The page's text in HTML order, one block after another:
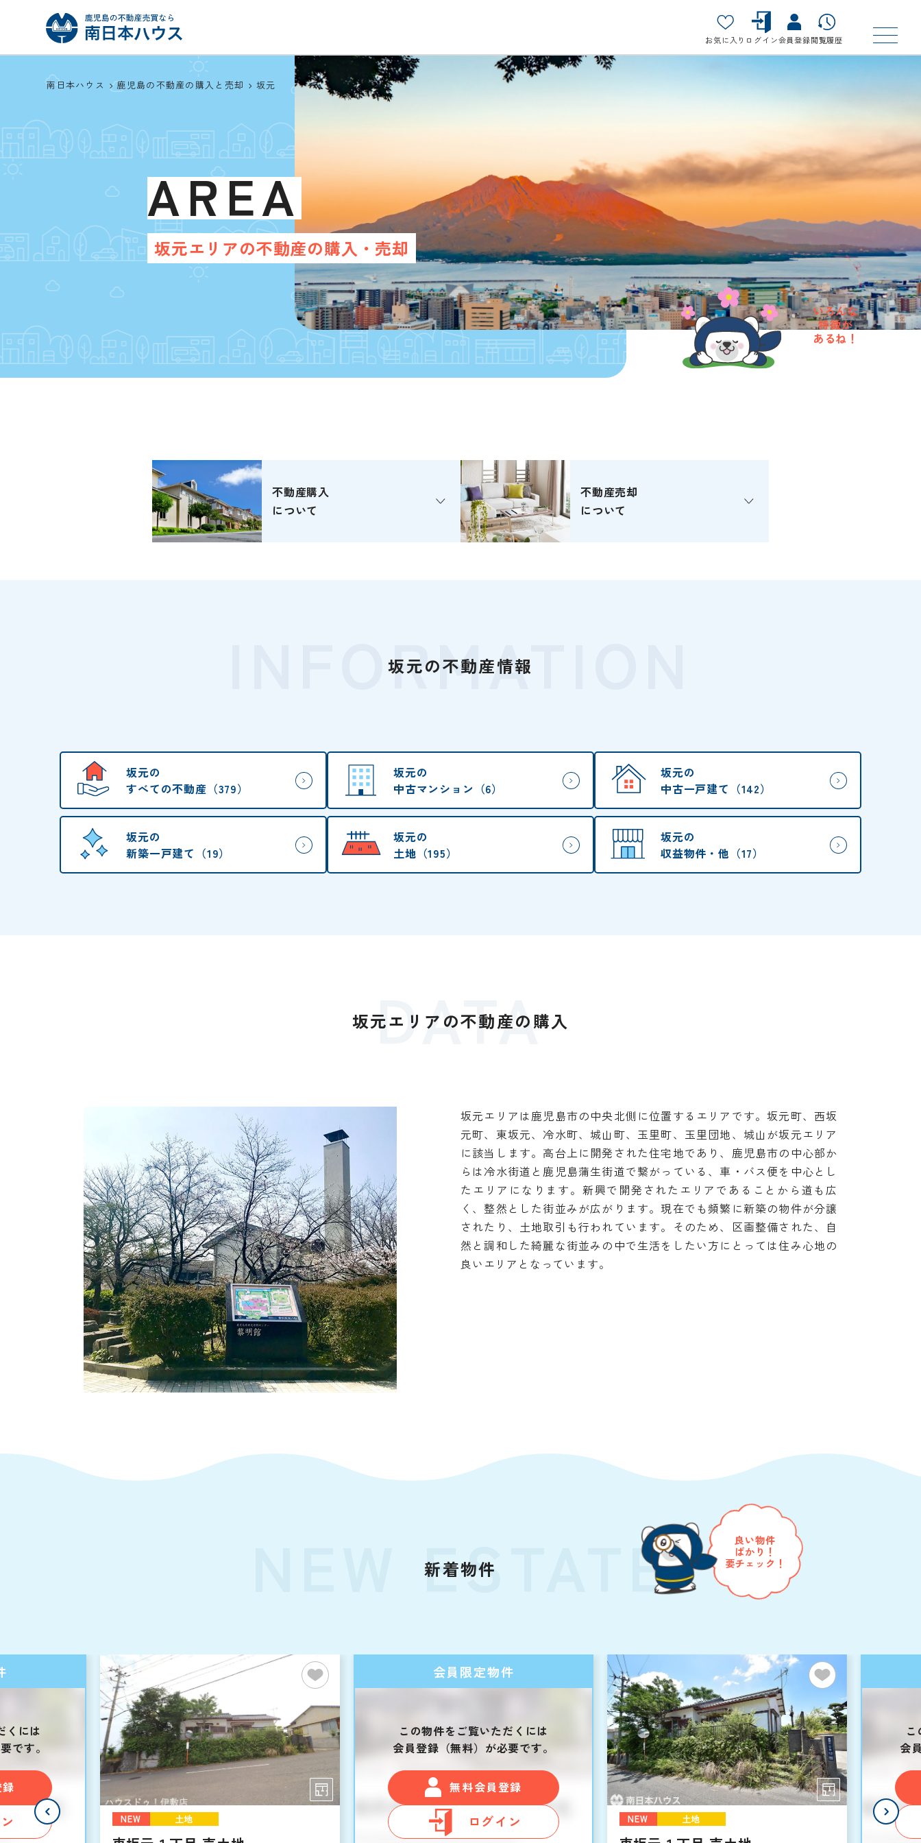
お気に入り ログイン会員登録閲覧履歴
南日本ハウス 鹿児島の不動産の購入と売却 坂元
AREA
坂元エリアの不動産の購入・売却
いろんな
特徴が
あるね！
不動産購入
について
不動産売却
について
INFORMATION
坂元の不動産情報
坂元の
すべての不動産（379）
坂元の
中古マンション（6）
坂元の
中古一戸建て（142）
坂元の
新築一戸建て（19）
坂元の
土地（195）
坂元の
収益物件・他（17）
DATA
坂元エリアの不動産の購入
坂元エリアは鹿児島市の中央北側に位置するエリアです。坂元町、西坂
元町、東坂元、冷水町、城山町、玉里町、玉里団地、城山が坂元エリア
に該当します。高台上に開発された住宅地であり、鹿児島市の中心部か
らは冷水街道と鹿児島蒲生街道で繋がっている、車・バス便を中心とし
たエリアになります。新興で開発されたエリアであることから道も広
く、整然とした街並みが広がります。現在でも頻繁に新築の物件が分譲
されたり、土地取引も行われています。そのため、区画整備された、自
然と調和した綺麗な街並みの中で生活をしたい方にとっては住み心地の
良いエリアとなっています。
NEW ESTATE
新着物件
良い物件
ばかり！
要チェック！
くには
です。
NEW 土地
会員限定物件
この物件をご覧いただくには
会員登録（無料）が必要です。
無料会員登録
ログイン NEW 土地
会